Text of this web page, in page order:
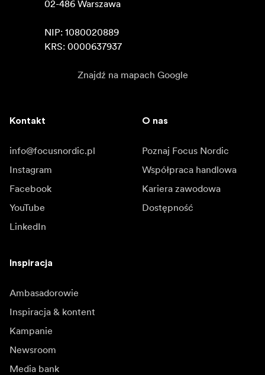
02-486 Warszawa
NIP: 1080020889
KRS: 0000637937
Znajdź na mapach Google
Kontakt
info@focusnordic.pl
Instagram
Facebook
YouTube
LinkedIn
O nas
Poznaj Focus Nordic
Współpraca handlowa
Kariera zawodowa
Dostępność
Inspiracja
Ambasadorowie
Inspiracja & kontent
Kampanie
Newsroom
Media bank